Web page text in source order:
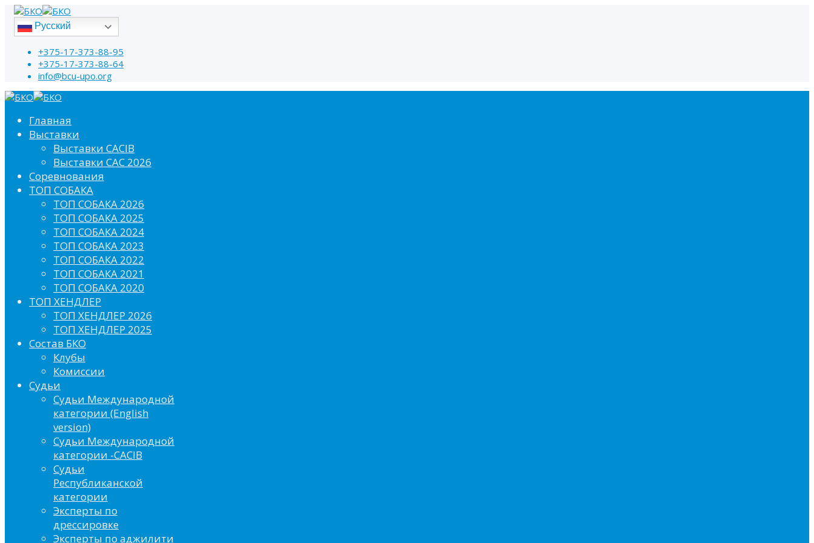
Русский
+375-17-373-88-95
+375-17-373-88-64
info@bcu-upo.org
Главная
Выставки
Выставки CACIB
Выставки САС 2026
Соревнования
ТОП СОБАКА
ТОП СОБАКА 2026
ТОП СОБАКА 2025
ТОП СОБАКА 2024
ТОП СОБАКА 2023
ТОП СОБАКА 2022
ТОП СОБАКА 2021
ТОП СОБАКА 2020
ТОП ХЕНДЛЕР
ТОП ХЕНДЛЕР 2026
ТОП ХЕНДЛЕР 2025
Состав БКО
Клубы
Комиссии
Судьи
Судьи Международной
категории (English
version)
Судьи Международной
категории -CACIB
Судьи
Республиканской
категории
Эксперты по
дрессировке
Эксперты по аджилити